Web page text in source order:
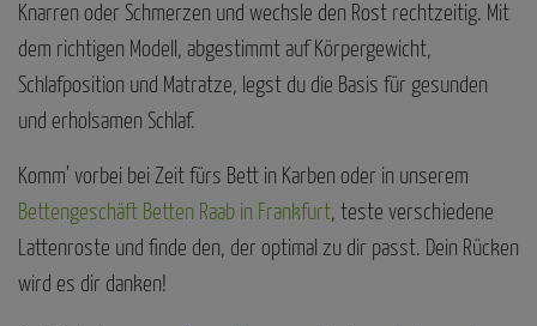
Knarren oder Schmerzen und wechsle den Rost rechtzeitig. Mit
dem richtigen Modell, abgestimmt auf Körpergewicht,
Schlafposition und Matratze, legst du die Basis für gesunden
und erholsamen Schlaf.
Komm’ vorbei bei Zeit fürs Bett in Karben oder in unserem
Bettengeschäft Betten Raab in Frankfurt, teste verschiedene
Lattenroste und finde den, der optimal zu dir passt. Dein Rücken
wird es dir danken!